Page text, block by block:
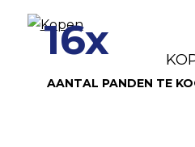
16x
AANTAL PANDEN TE